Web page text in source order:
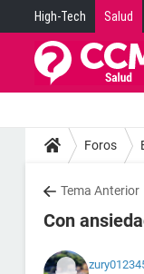
High-Tech Salud
Foros
Tema Anterior
Con